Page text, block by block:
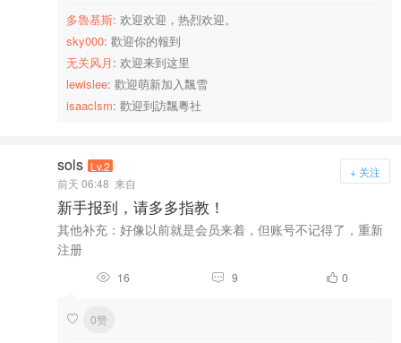
多魯基斯: 欢迎欢迎，热烈欢迎。
sky000: 歡迎你的報到
无关风月 : 欢迎来到这里
lewislee: 歡迎萌新加入飄雪
isaaclsm: 歡迎到訪飄粵社
sols Lv.2
前天 06:48 来自
+ 关注
新手报到，请多多指教！
其他补充：好像以前就是会员来着，但账号不记得了，重新
注册
 16  9  0
 0赞